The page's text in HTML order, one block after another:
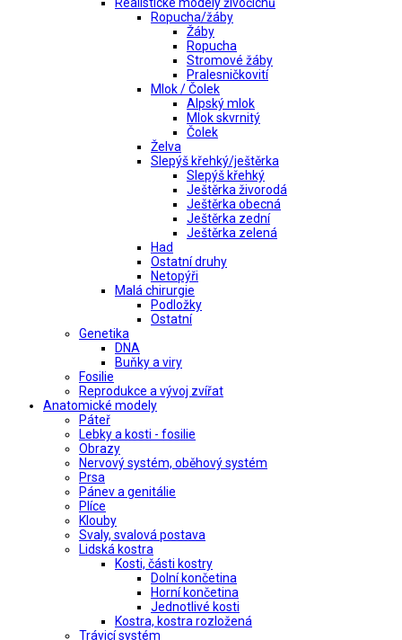
Realistické modely živočichů
Ropucha/žáby
Žáby
Ropucha
Stromové žáby
Pralesničkovití
Mlok / Čolek
Alpský mlok
Mlok skvrnitý
Čolek
Želva
Slepýš křehký/ještěrka
Slepýš křehký
Ještěrka živorodá
Ještěrka obecná
Ještěrka zední
Ještěrka zelená
Had
Ostatní druhy
Netopýři
Malá chirurgie
Podložky
Ostatní
Genetika
DNA
Buňky a viry
Fosilie
Reprodukce a vývoj zvířat
Anatomické modely
Páteř
Lebky a kosti - fosilie
Obrazy
Nervový systém, oběhový systém
Prsa
Pánev a genitálie
Plíce
Klouby
Svaly, svalová postava
Lidská kostra
Kosti, části kostry
Dolní končetina
Horní končetina
Jednotlivé kosti
Kostra, kostra rozložená
Trávicí systém